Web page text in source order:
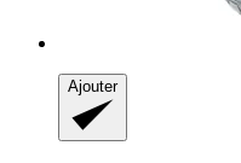
Ajouter